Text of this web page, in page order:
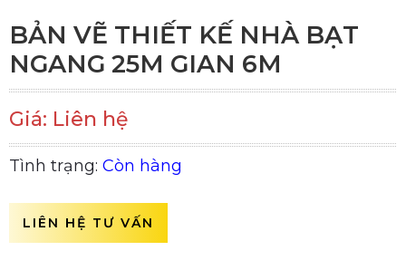
BẢN VẼ THIẾT KẾ NHÀ BẠT
NGANG 25M GIAN 6M
Giá: Liên hệ
Tình trạng: Còn hàng
LIÊN HỆ TƯ VẤN